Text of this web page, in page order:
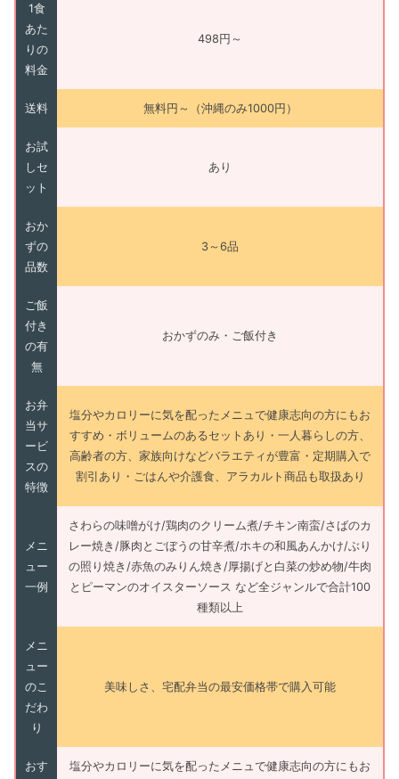
1食
あた
りの
料金
498円～
送料 無料円～（沖縄のみ1000円）
お試
しセ
ット
あり
おか
ずの
品数
3～6品
ご飯
付き
の有
無
おかずのみ・ご飯付き
お弁
当サ
ービ
スの
特徴
塩分やカロリーに気を配ったメニュで健康志向の方にもお
すすめ・ボリュームのあるセットあり・一人暮らしの方、
高齢者の方、家族向けなどバラエティが豊富・定期購入で
割引あり・ごはんや介護食、アラカルト商品も取扱あり
メニ
ュー
一例
さわらの味噌がけ/鶏肉のクリーム煮/チキン南蛮/さばのカ
レー焼き/豚肉とごぼうの甘辛煮/ホキの和風あんかけ/ぶり
の照り焼き/赤魚のみりん焼き/厚揚げと白菜の炒め物/牛肉
とピーマンのオイスターソース など全ジャンルで合計100
種類以上
メニ
ュー
のこ
だわ
り
美味しさ、宅配弁当の最安価格帯で購入可能
おす
塩分やカロリーに気を配ったメニュで健康志向の方にもお